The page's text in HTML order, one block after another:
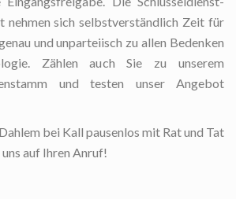
sich selbstverständlich Zeit für
und unparteiisch zu allen Bedenken
Zählen auch Sie zu unserem
und testen unser Angebot
bei Kall pausenlos mit Rat und Tat
auf Ihren Anruf!